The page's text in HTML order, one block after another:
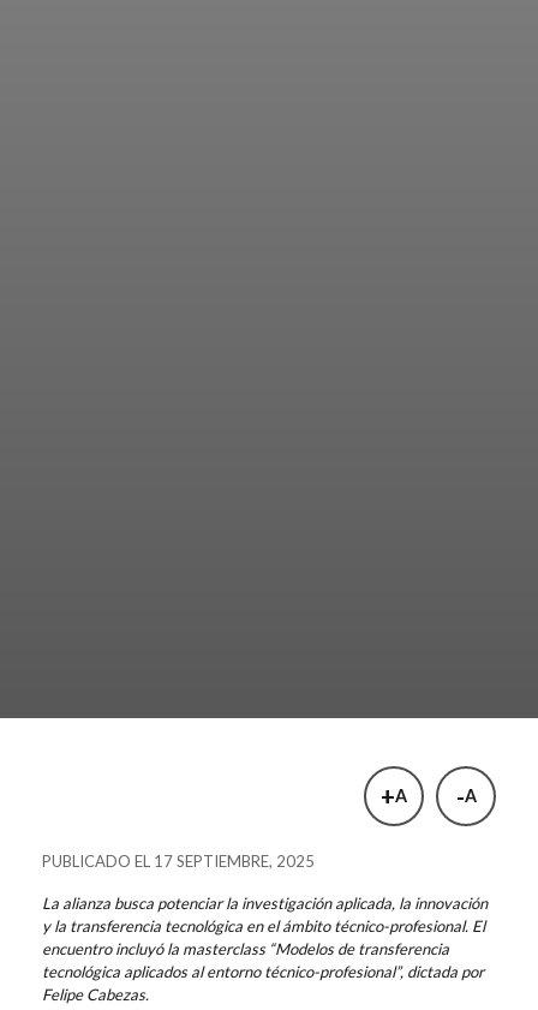
+A -A
PUBLICADO EL 17 SEPTIEMBRE, 2025
La alianza busca potenciar la investigación aplicada, la innovación
y la transferencia tecnológica en el ámbito técnico-profesional. El
encuentro incluyó la masterclass “Modelos de transferencia
tecnológica aplicados al entorno técnico-profesional”, dictada por
Felipe Cabezas.